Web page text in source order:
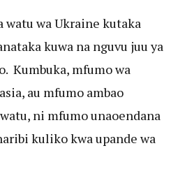
watu wa Ukraine kutaka
kuwa na nguvu juu ya
Kumbuka, mfumo wa
au mfumo ambao
ni mfumo unaoendana
kuliko kwa upande wa